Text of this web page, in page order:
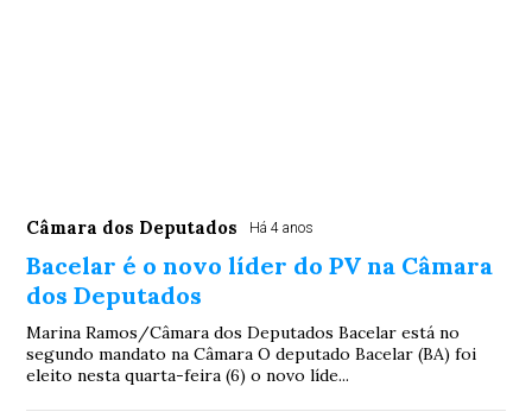
Câmara dos Deputados Há 4 anos
Bacelar é o novo líder do PV na Câmara
dos Deputados
Marina Ramos/Câmara dos Deputados Bacelar está no
segundo mandato na Câmara O deputado Bacelar (BA) foi
eleito nesta quarta-feira (6) o novo líde...